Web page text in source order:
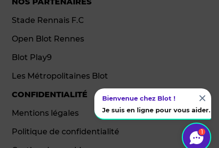
Stade Rennais F.C
Open Blot Rennes
Blot Play9
Les Métropolitaines Blot
CONFIDENTIALITÉ
Mentions légales
Politique de confidentialité
1
Bienvenue chez Blot !
Je suis en ligne pour vous aider.